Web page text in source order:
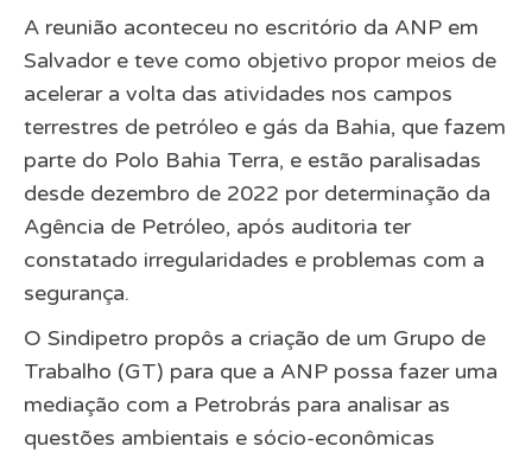
A reunião aconteceu no escritório da ANP em
Salvador e teve como objetivo propor meios de
acelerar a volta das atividades nos campos
terrestres de petróleo e gás da Bahia, que fazem
parte do Polo Bahia Terra, e estão paralisadas
desde dezembro de 2022 por determinação da
Agência de Petróleo, após auditoria ter
constatado irregularidades e problemas com a
segurança.
O Sindipetro propôs a criação de um Grupo de
Trabalho (GT) para que a ANP possa fazer uma
mediação com a Petrobrás para analisar as
questões ambientais e sócio-econômicas